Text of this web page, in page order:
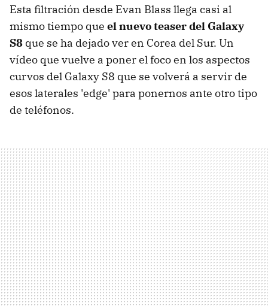
Esta filtración desde Evan Blass llega casi al
mismo tiempo que el nuevo teaser del Galaxy
S8 que se ha dejado ver en Corea del Sur. Un
vídeo que vuelve a poner el foco en los aspectos
curvos del Galaxy S8 que se volverá a servir de
esos laterales 'edge' para ponernos ante otro tipo
de teléfonos.